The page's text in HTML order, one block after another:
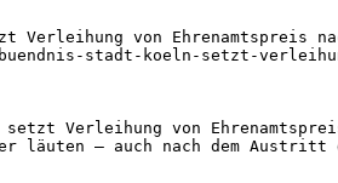
von Ehrenamtspreis
stadt-koeln-setzt-
Verleihung von
läuten – auch nach dem Austritt